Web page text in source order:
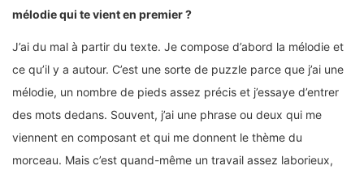
mélodie qui te vient en premier ?
J’ai du mal à partir du texte. Je compose d’abord la mélodie et
ce qu’il y a autour. C’est une sorte de puzzle parce que j’ai une
mélodie, un nombre de pieds assez précis et j’essaye d’entrer
des mots dedans. Souvent, j’ai une phrase ou deux qui me
viennent en composant et qui me donnent le thème du
morceau. Mais c’est quand-même un travail assez laborieux,